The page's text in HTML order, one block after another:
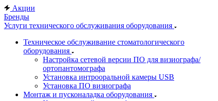
Акции
Бренды
Услуги технического обслуживания оборудования
Техническое обслуживание стоматологического
оборудования
Настройка сетевой версии ПО для визиографа/
ортопантомографа
Установка интрооральной камеры USB
Установка ПО визиографа
Монтаж и пусконаладка оборудования